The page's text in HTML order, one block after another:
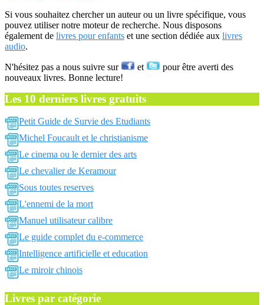
Si vous souhaitez chercher un auteur ou un livre spécifique, vous
pouvez utiliser notre moteur de recherche. Nous disposons
également de livres pour enfants et une section dédiée aux livres
audio.
N'hésitez pas a nous suivre sur et
pour être averti des
nouveaux livres. Bonne lecture!
Les 10 derniers livres gratuits
Petit Guide de Survie des Etudiants
Michel Foucault et le christianisme
Le cinema ou le dernier des arts
Le chevalier de Keramour
Sous toutes reserves
L'ennemi de la mort
Manuel utilisateur calibre
Le guide complet du e-commerce
Intelligence artificielle et education
Le miroir chinois
Livres par catégorie